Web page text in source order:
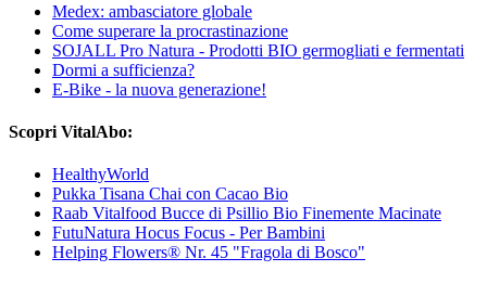
Medex: ambasciatore globale
Come superare la procrastinazione
SOJALL Pro Natura - Prodotti BIO germogliati e fermentati
Dormi a sufficienza?
E-Bike - la nuova generazione!
Scopri VitalAbo:
HealthyWorld
Pukka Tisana Chai con Cacao Bio
Raab Vitalfood Bucce di Psillio Bio Finemente Macinate
FutuNatura Hocus Focus - Per Bambini
Helping Flowers® Nr. 45 "Fragola di Bosco"